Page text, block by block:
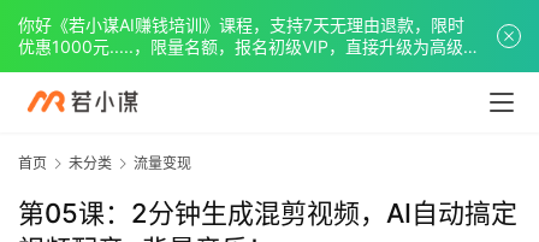
首页 未分类 流量变现
第05课：2分钟生成混剪视频，AI自动搞定
你好《若小谋AI赚钱培训》课程，支持7天无理由退款，限时
优惠1000元.....，限量名额，报名初级VIP，直接升级为高级
VIP。